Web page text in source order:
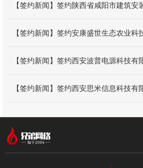
【签约新闻】签约陕西省咸阳市建筑
【签约新闻】签约安康盛世生态农业科
【签约新闻】签约西安波普电源科技有
【签约新闻】签约西安思米信息科技有